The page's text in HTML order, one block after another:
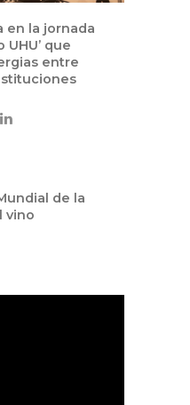
en la jornada
UHU’ que
entre
de la
vino